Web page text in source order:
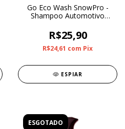
Go Eco Wash SnowPro -
Shampoo Automotivo
R$25,90
R$24,61 com Pix
ESPIAR
ESGOTADO